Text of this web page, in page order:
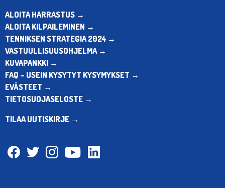
ALOITA HARRASTUS →
ALOITA KILPAILEMINEN →
TENNIKSEN STRATEGIA 2024 →
VASTUULLISUUSOHJELMA →
KUVAPANKKI →
FAQ – USEIN KYSYTYT KYSYMYKSET →
EVÄSTEET →
TIETOSUOJASELOSTE →
TILAA UUTISKIRJE →